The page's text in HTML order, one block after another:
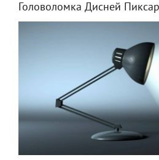
Головоломка Дисней Пиксар